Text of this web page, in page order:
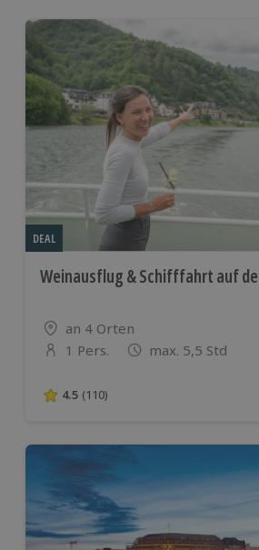
DEAL
Weinausflug & Schifffahrt auf
Standort
an 4 Orten
Anzahl der Teilnehmer
1 Pers. max. 5,5 Std
4.5 von 5 Sternen basierend auf
4.5 (110)